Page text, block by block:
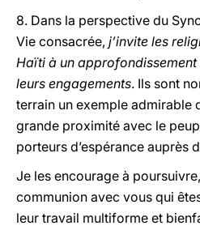
8. Dans la perspective du
Vie consacrée, j’invite les
Haïti à un approfondissement
leurs engagements. Ils sont
terrain un exemple admirable
grande proximité avec le
porteurs d’espérance auprès
Je les encourage à
communion avec vous qui
leur travail multiforme et